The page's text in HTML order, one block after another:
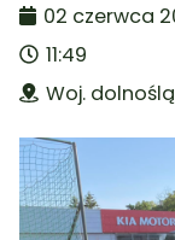
02 czerwca
11:49
Woj.